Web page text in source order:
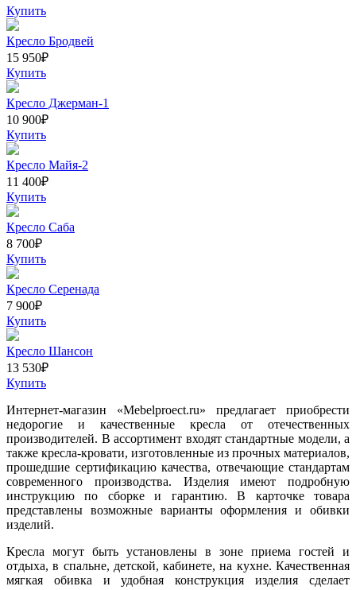
Купить
Кресло Бродвей
15 950₽
Купить
Кресло Джерман-1
10 900₽
Купить
Кресло Майя-2
11 400₽
Купить
Кресло Саба
8 700₽
Купить
Кресло Серенада
7 900₽
Купить
Кресло Шансон
13 530₽
Купить
Интернет-магазин «Mebelproect.ru» предлагает приобрести
недорогие и качественные кресла от отечественных
производителей. В ассортимент входят стандартные модели, а
также кресла-кровати, изготовленные из прочных материалов,
прошедшие сертификацию качества, отвечающие стандартам
современного производства. Изделия имеют подробную
инструкцию по сборке и гарантию. В карточке товара
представлены возможные варианты оформления и обивки
изделий.
Кресла могут быть установлены в зоне приема гостей и
отдыха, в спальне, детской, кабинете, на кухне. Качественная
мягкая обивка и удобная конструкция изделия сделает